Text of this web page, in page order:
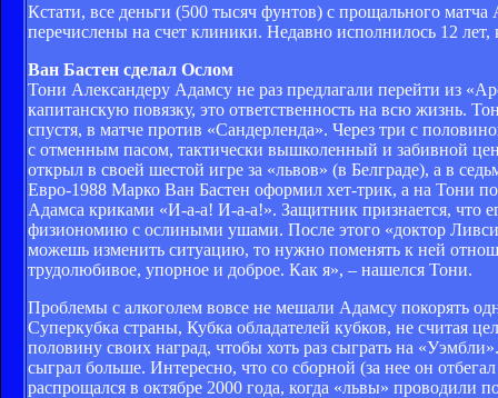
Кстати, все деньги (500 тысяч фунтов) с прощального
перечислены на счет клиники. Недавно исполнилось 12 лет,
Ван Бастен сделал Ослом
Тони Александеру Адамсу не раз предлагали перейти из
капитанскую повязку, это ответственность на всю жизнь.
спустя, в матче против «Сандерленда». Через три с
с отменным пасом, тактически вышколенный и забивной
открыл в своей шестой игре за «львов» (в Белграде), а в
Евро-1988 Марко Ван Бастен оформил хет-трик, а на Тони
Адамса криками «И-а-а! И-а-а!». Защитник признается, что
физиономию с ослиными ушами. После этого «доктор
можешь изменить ситуацию, то нужно поменять к ней
трудолюбивое, упорное и доброе. Как я», – нашелся Тони.
Проблемы с алкоголем вовсе не мешали Адамсу покорять
Суперкубка страны, Кубка обладателей кубков, не считая
половину своих наград, чтобы хоть раз сыграть на
сыграл больше. Интересно, что со сборной (за нее он
распрощался в октябре 2000 года, когда «львы» проводили